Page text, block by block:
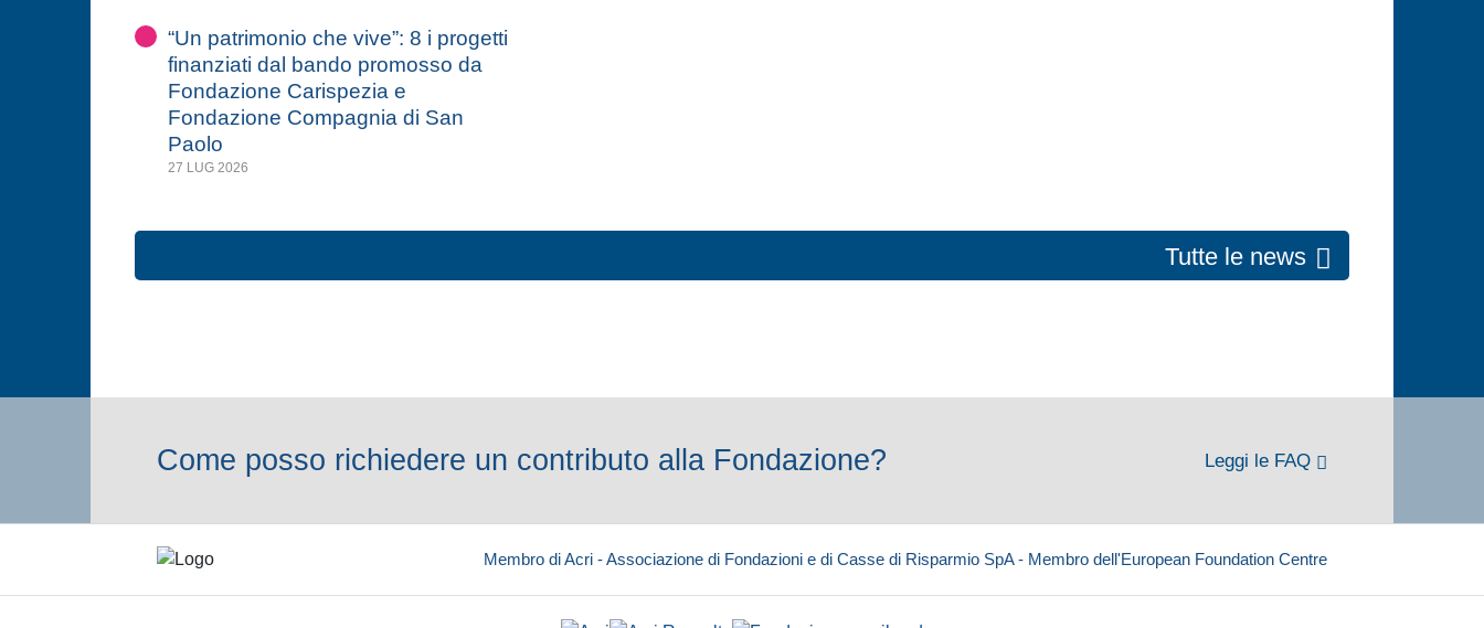
“Un patrimonio che vive”: 8 i progetti
finanziati dal bando promosso da
Fondazione Carispezia e
Fondazione Compagnia di San
Paolo
27 LUG 2026
Tutte le news
Come posso richiedere un contributo alla Fondazione? Leggi le FAQ
Membro di Acri - Associazione di Fondazioni e di Casse di Risparmio SpA - Membro dell'European Foundation Centre